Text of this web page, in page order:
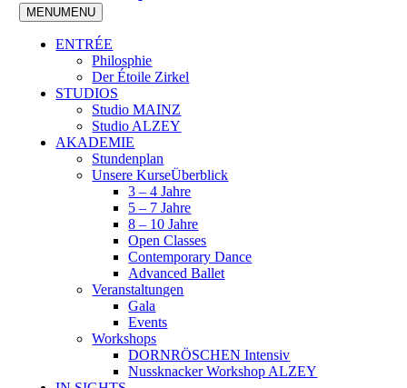
MENUMENU
ENTRÉE
Philosphie
Der Étoile Zirkel
STUDIOS
Studio MAINZ
Studio ALZEY
AKADEMIE
Stundenplan
Unsere KurseÜberblick
3 – 4 Jahre
5 – 7 Jahre
8 – 10 Jahre
Open Classes
Contemporary Dance
Advanced Ballet
Veranstaltungen
Gala
Events
Workshops
DORNRÖSCHEN Intensiv
Nussknacker Workshop ALZEY